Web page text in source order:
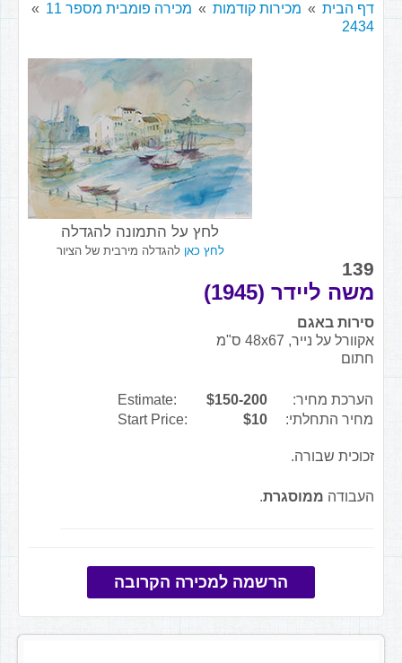
דף הבית מכירות קודמות
מכירה פומבית מספר 11
2434
לחץ על התמונה להגדלה
לחץ כאן להגדלה מירבית של הציור
139
משה ליידר (1945)
סירות באגם
אקוורל על נייר, 48x67 ס"מ
חתום
הערכת מחיר: $150-200
Estimate:
מחיר התחלתי:
$10
Start Price:
זכוכית שבורה.
העבודה ממוסגרת.
הרשמה למכירה הקרובה